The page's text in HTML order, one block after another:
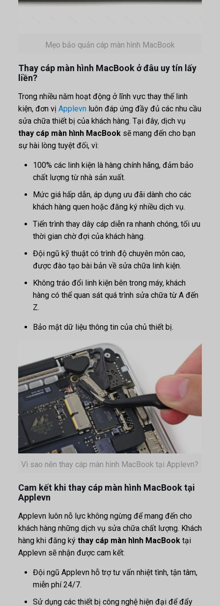
Mẹo bảo quản cáp màn hình MacBook
Thay cáp màn hình MacBook ở đâu uy tín lấy
liền?
Trong nhiều năm hoạt động ở lĩnh vực thay thế linh
kiện, đơn vị Applevnluôn đáp ứng đầy đủ các nhu cầu
sửa chữa thiết bị của khách hàng. Tại đây, dịch vụ
thay cáp màn hình MacBooksẽ mang đến cho bạn
sự hài lòng tuyệt đối, vì:
100% các linh kiện là hàng chính hãng, đảm bảo
chất lượng từ nhà sản xuất.
Mức giá hấp dẫn, áp dụng ưu đãi dành cho các
khách hàng quen hoặc đăng ký nhiều dịch vụ.
Tiến trình thay dây cáp diễn ra nhanh chóng, tối ưu
thời gian chờ đợi của khách hàng.
Đội ngũ kỹ thuật có trình độ chuyên môn cao,
được đào tạo bài bản về sửa chữa linh kiện.
Không tráo đổi linh kiện bên trong máy, khách
hàng có thể quan sát quá trình sửa chữa từ A đến
Z.
Bảo mật dữ liệu thông tin của chủ thiết bị.
Vì sao nên thay cáp màn hình MacBook tại Applevn?
Cam kết khi thay cáp màn hình MacBook tại
Applevn
Applevn luôn nỗ lực không ngừng để mang đến cho
khách hàng những dịch vụ sửa chữa chất lượng. Khách
hàng khi đăng kýthay cáp màn hình MacBooktại
Applevn sẽ nhận được cam kết:
Đội ngũ Applevn hỗ trợ tư vấn nhiệt tình, tận tâm,
miễn phí 24/7.
Sử dụng các thiết bị công nghệ hiện đại để đẩy